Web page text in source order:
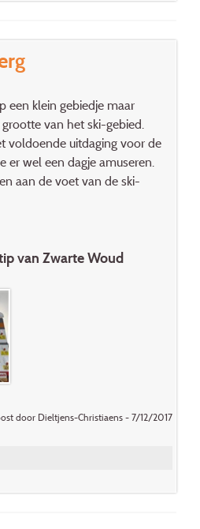
een klein gebiedje maar
van het ski-gebied.
voldoende uitdaging voor de
er wel een dagje amuseren.
aan de voet van de ski-
van Zwarte Woud
door Dieltjens-Christiaens - 7/12/2017